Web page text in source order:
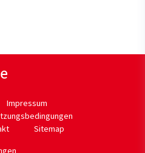
Impressum
Sitemap